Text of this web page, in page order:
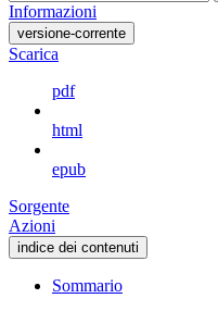
Informazioni
versione-corrente
Scarica
pdf
html
epub
Sorgente
Azioni
indice dei contenuti
Sommario